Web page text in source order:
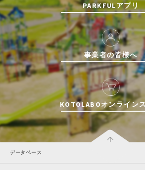
PARKFULアプリ
事業者の皆様へ
KOTOLABOオンライン
データベース